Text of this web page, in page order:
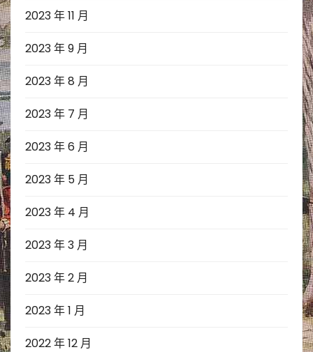
2023 年 11 月
2023 年 9 月
2023 年 8 月
2023 年 7 月
2023 年 6 月
2023 年 5 月
2023 年 4 月
2023 年 3 月
2023 年 2 月
2023 年 1 月
2022 年 12 月